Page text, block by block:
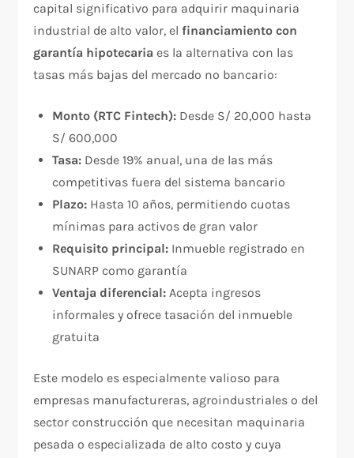
capital significativo para adquirir maquinaria
industrial de alto valor, elfinanciamiento con
garantía hipotecaria es la alternativa con las
tasas más bajas del mercado no bancario:
Monto (RTC Fintech): Desde S/ 20,000 hasta
S/ 600,000
Tasa: Desde 19% anual, una de las más
competitivas fuera del sistema bancario
Plazo: Hasta 10 años, permitiendo cuotas
mínimas para activos de gran valor
Requisito principal: Inmueble registrado en
SUNARP como garantía
Ventaja diferencial: Acepta ingresos
informales y ofrece tasación del inmueble
gratuita
Este modelo es especialmente valioso para
empresas manufactureras, agroindustriales o del
sector construcción que necesitan maquinaria
pesada o especializada de alto costo y cuya